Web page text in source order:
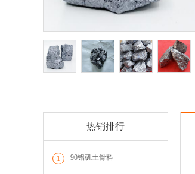
热销排行
1 90铝矾土骨料